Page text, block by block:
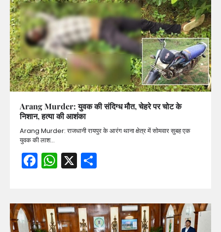
Arang Murder: युवक की संदिग्ध मौत, चेहरे पर चोट के
निशान, हत्या की आशंका
Arang Murder: राजधानी रायपुर के आरंग थाना क्षेत्र में सोमवार सुबह एक
युवक की लाश…
Facebook
WhatsApp
X